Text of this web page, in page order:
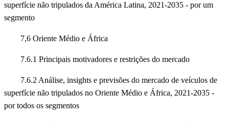
superfície não tripulados da América Latina, 2021-2035 - por um
segmento
7,6 Oriente Médio e África
7.6.1 Principais motivadores e restrições do mercado
7.6.2 Análise, insights e previsões do mercado de veículos de
superfície não tripulados no Oriente Médio e África, 2021-2035 -
por todos os segmentos